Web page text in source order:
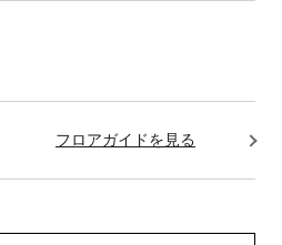
フロアガイドを見る